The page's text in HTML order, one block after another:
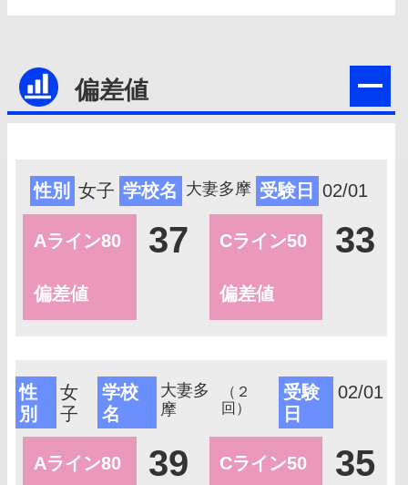
偏差値
性別 女子 学校名 大妻多摩 受験日 02/01
Aライン80
偏差値
37 Cライン50
偏差値
33
性
別
女
子
学校
名
大妻多
摩
（２
回）
受験
日
02/01
Aライン80 39 Cライン50 35